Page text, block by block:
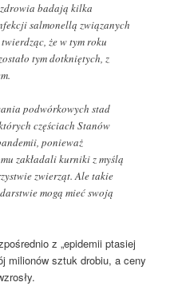
badają kilka
salmonellą związanych
że w tym roku
tym dotkniętych, z
podwórkowych stad
częściach Stanów
ponieważ
zakładali kurniki z myślą
zwierząt. Ale takie
mogą mieć swoją
z „epidemii ptasiej
milionów sztuk drobiu, a ceny